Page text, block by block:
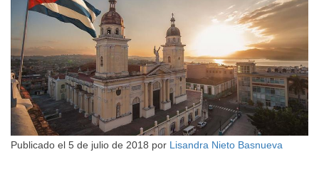
Publicado el 5 de julio de 2018 por Lisandra Nieto Basnueva